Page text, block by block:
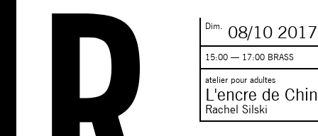
Dim. 08/10 2017
15:00 — 17:00 BRASS
atelier pour adultes
L'encre de
Rachel Silski